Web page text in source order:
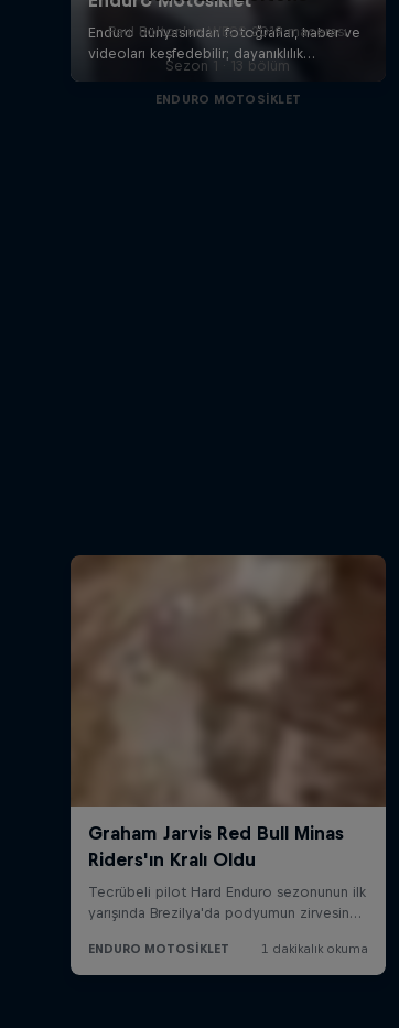
Paul Bolton’un WESS 2019 macerası
Sezon 1 · 13 bölüm
ENDURO MOTOSIKLET